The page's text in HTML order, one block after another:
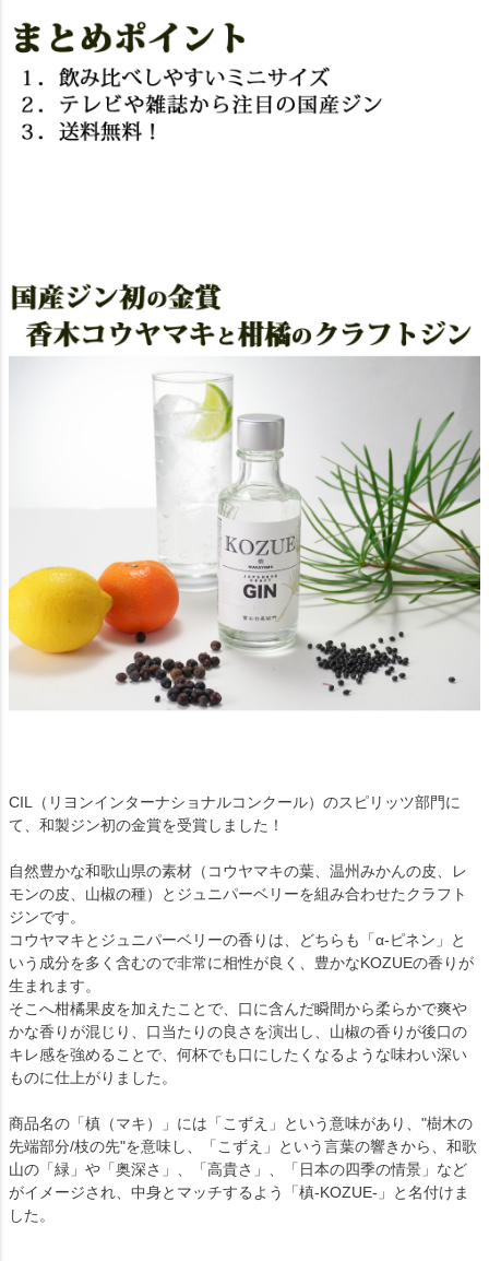
CIL（リヨンインターナショナルコンクール）のスピリッツ部門に
て、和製ジン初の金賞を受賞しました！
自然豊かな和歌山県の素材（コウヤマキの葉、温州みかんの皮、レ
モンの皮、山椒の種）とジュニパーベリーを組み合わせたクラフト
ジンです。
コウヤマキとジュニパーベリーの香りは、どちらも「α-ピネン」と
いう成分を多く含むので非常に相性が良く、豊かなKOZUEの香りが
生まれます。
そこへ柑橘果皮を加えたことで、口に含んだ瞬間から柔らかで爽や
かな香りが混じり、口当たりの良さを演出し、山椒の香りが後口の
キレ感を強めることで、何杯でも口にしたくなるような味わい深い
ものに仕上がりました。
商品名の「槙（マキ）」には「こずえ」という意味があり、"樹木の
先端部分/枝の先"を意味し、「こずえ」という言葉の響きから、和歌
山の「緑」や「奥深さ」、「高貴さ」、「日本の四季の情景」など
がイメージされ、中身とマッチするよう「槙-KOZUE-」と名付けま
した。